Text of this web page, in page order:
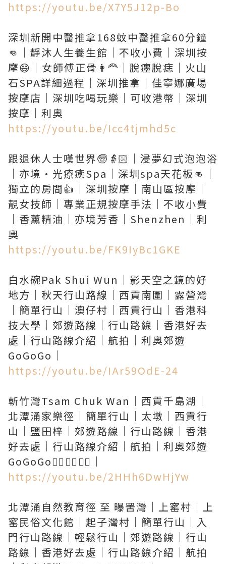
https://youtu.be/X7Y5J12p-Bo
深圳新開中醫推拿168蚊中醫推拿60分鐘
👊｜靜沐人生養生館｜不收小費｜深圳按
摩😄｜女師傅正骨👩‍🦰｜脫癦脫痣｜火山
石SPA詳細過程｜深圳推拿｜佳寧娜廣場
按摩店｜深圳吃喝玩樂｜可收港幣｜深圳
https://youtu.be/Icc4tjmhd5c
跟退休人士嘆世界🧓👵🏻｜浸夢幻式泡泡浴
｜亦境·光療癒Spa｜深圳spa天花板👊｜
獨立的房間👍｜深圳按摩｜南山區按摩｜
靚女技師｜專業正規按摩手法｜不收小費
｜香薰精油｜亦境芳香｜Shenzhen｜利
https://youtu.be/FK9IyBc1GKE
白水碗Pak Shui Wun｜影天空之鏡的好
地方｜秋天行山路線｜西貢南圍｜露營灣
｜簡單行山｜澳仔村｜西貢行山｜香港科
技大學｜郊遊路線｜行山路線｜香港好去
處｜行山路線介紹｜航拍｜利奧郊遊
https://youtu.be/IAr59OdE-24
斬竹灣Tsam Chuk Wan｜西貢千島湖｜
北潭涌家樂徑｜簡單行山｜太墩｜西貢行
山｜鹽田梓｜郊遊路線｜行山路線｜香港
好去處｜行山路線介紹｜航拍｜利奧郊遊
https://youtu.be/2HHh6DwHjYw
北潭涌自然教育徑 至 曝罟灣｜上窰村｜上
窰民俗文化館｜起子灣村｜簡單行山｜入
門行山路線｜輕鬆行山｜郊遊路線｜行山
路線｜香港好去處｜行山路線介紹｜航拍